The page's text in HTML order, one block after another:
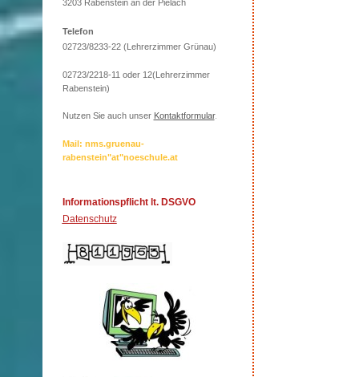
3203 Rabenstein an der Pielach
Telefon
02723/8233-22 (Lehrerzimmer Grünau)
02723/2218-11 oder 12(Lehrerzimmer
Rabenstein)
Nutzen Sie auch unser Kontaktformular.
Mail: nms.gruenau-
rabenstein"at"noeschule.at
Informationspflicht lt. DSGVO
Datenschutz